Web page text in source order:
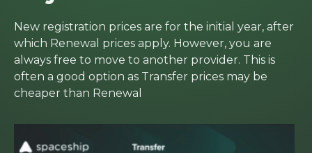
New registration prices are for the initial year, after
which Renewal prices apply. However, you are
always free to move to another provider. This is
often a good option as Transfer prices may be
cheaper than Renewal